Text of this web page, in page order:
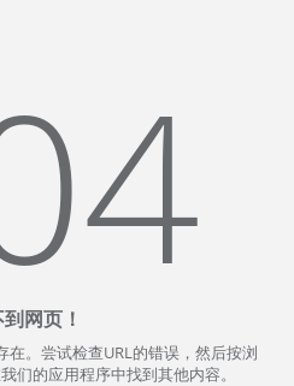
网页！
。尝试检查URL的错误，然后按浏
们的应用程序中找到其他内容。